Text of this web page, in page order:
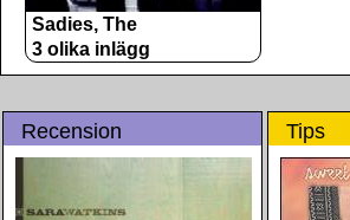
Sadies, The
3 olika inlägg
Recension Tips